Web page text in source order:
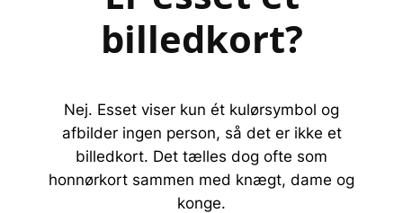
billedkort?
Nej. Esset viser kun ét kulørsymbol og
afbilder ingen person, så det er ikke et
billedkort. Det tælles dog ofte som
honnørkort sammen med knægt, dame og
konge.